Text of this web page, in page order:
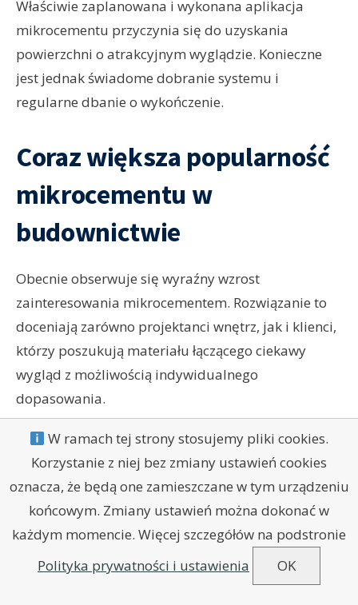
Właściwie zaplanowana i wykonana aplikacja
mikrocementu przyczynia się do uzyskania
powierzchni o atrakcyjnym wyglądzie. Konieczne
jest jednak świadome dobranie systemu i
regularne dbanie o wykończenie.
Coraz większa popularność
mikrocementu w
budownictwie
Obecnie obserwuje się wyraźny wzrost
zainteresowania mikrocementem. Rozwiązanie to
doceniają zarówno projektanci wnętrz, jak i klienci,
którzy poszukują materiału łączącego ciekawy
wygląd z możliwością indywidualnego
dopasowania.
Dlaczego architekci wybierają
mikrocement
Mikrocement jest ceniony za swoją plastyczność
aranżacyjną – daje się formować w różne tekstury i
barwy, a przy tym sprawia, że wnętrza zyskują
W ramach tej strony stosujemy pliki cookies.
Korzystanie z niej bez zmiany ustawień cookies
oznacza, że będą one zamieszczane w tym urządzeniu
końcowym. Zmiany ustawień można dokonać w
każdym momencie. Więcej szczegółów na podstronie
Polityka prywatności i ustawienia
OK